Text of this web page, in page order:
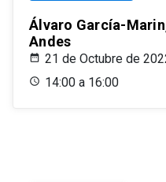
Álvaro García-
Andes
21 de Octubre de
14:00 a 16:00